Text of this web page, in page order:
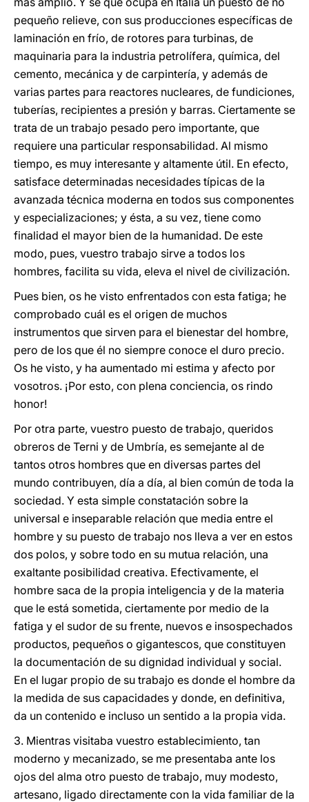
pequeño relieve, con sus producciones específicas de
laminación en frío, de rotores para turbinas, de
maquinaria para la industria petrolífera, química, del
cemento, mecánica y de carpintería, y además de
varias partes para reactores nucleares, de fundiciones,
tuberías, recipientes a presión y barras. Ciertamente se
trata de un trabajo pesado pero importante, que
requiere una particular responsabilidad. Al mismo
tiempo, es muy interesante y altamente útil. En efecto,
satisface determinadas necesidades típicas de la
avanzada técnica moderna en todos sus componentes
y especializaciones; y ésta, a su vez, tiene como
finalidad el mayor bien de la humanidad. De este
modo, pues, vuestro trabajo sirve a todos los
hombres, facilita su vida, eleva el nivel de civilización.
Pues bien, os he visto enfrentados con esta fatiga; he
comprobado cuál es el origen de muchos
instrumentos que sirven para el bienestar del hombre,
pero de los que él no siempre conoce el duro precio.
Os he visto, y ha aumentado mi estima y afecto por
vosotros. ¡Por esto, con plena conciencia, os rindo
honor!
Por otra parte, vuestro puesto de trabajo, queridos
obreros de Terni y de Umbría, es semejante al de
tantos otros hombres que en diversas partes del
mundo contribuyen, día a día, al bien común de toda la
sociedad. Y esta simple constatación sobre la
universal e inseparable relación que media entre el
hombre y su puesto de trabajo nos lleva a ver en estos
dos polos, y sobre todo en su mutua relación, una
exaltante posibilidad creativa. Efectivamente, el
hombre saca de la propia inteligencia y de la materia
que le está sometida, ciertamente por medio de la
fatiga y el sudor de su frente, nuevos e insospechados
productos, pequeños o gigantescos, que constituyen
la documentación de su dignidad individual y social.
En el lugar propio de su trabajo es donde el hombre da
la medida de sus capacidades y donde, en definitiva,
da un contenido e incluso un sentido a la propia vida.
3. Mientras visitaba vuestro establecimiento, tan
moderno y mecanizado, se me presentaba ante los
ojos del alma otro puesto de trabajo, muy modesto,
artesano, ligado directamente con la vida familiar de la